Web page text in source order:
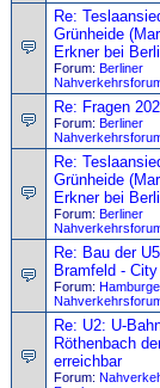
Re:
Grünheide
Erkner bei
Forum: Berliner
Re: Fragen
Forum: Berliner
Re:
Grünheide
Erkner bei
Forum: Berliner
Re: Bau der U5
Bramfeld - City
Forum:
Re: U2: U-
Röthenbach
erreichbar
Forum: